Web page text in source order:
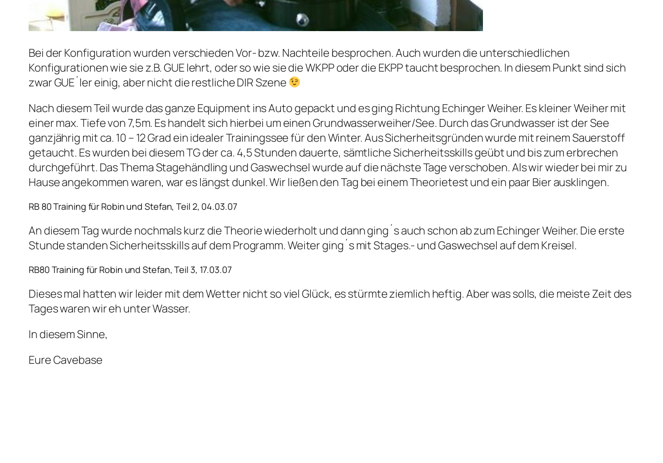
Bei der Konfiguration wurden verschieden Vor- bzw. Nachteile besprochen. Auch wurden die unterschiedlichen
Konfigurationen wie sie z.B. GUE lehrt, oder so wie sie die WKPP oder die EKPP taucht besprochen. In diesem Punkt sind sich
zwar GUE´ler einig, aber nicht die restliche DIR Szene
Nach diesem Teil wurde das ganze Equipment ins Auto gepackt und es ging Richtung Echinger Weiher. Es kleiner Weiher mit
einer max. Tiefe von 7,5m. Es handelt sich hierbei um einen Grundwasserweiher/See. Durch das Grundwasser ist der See
ganzjährig mit ca. 10 – 12 Grad ein idealer Trainingssee für den Winter. Aus Sicherheitsgründen wurde mit reinem Sauerstoff
getaucht. Es wurden bei diesem TG der ca. 4,5 Stunden dauerte, sämtliche Sicherheitsskills geübt und bis zum erbrechen
durchgeführt. Das Thema Stagehändling und Gaswechsel wurde auf die nächste Tage verschoben. Als wir wieder bei mir zu
Hause angekommen waren, war es längst dunkel. Wir ließen den Tag bei einem Theorietest und ein paar Bier ausklingen.
RB 80 Training für Robin und Stefan, Teil 2, 04.03.07
An diesem Tag wurde nochmals kurz die Theorie wiederholt und dann ging´s auch schon ab zum Echinger Weiher. Die erste
Stunde standen Sicherheitsskills auf dem Programm. Weiter ging´s mit Stages.- und Gaswechsel auf dem Kreisel.
RB80 Training für Robin und Stefan, Teil 3, 17.03.07
Dieses mal hatten wir leider mit dem Wetter nicht so viel Glück, es stürmte ziemlich heftig. Aber was solls, die meiste Zeit des
Tages waren wir eh unter Wasser.
In diesem Sinne,
Eure Cavebase